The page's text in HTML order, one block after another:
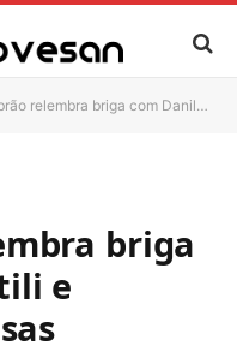
briga com Danilo Gentili e dispara: “Fez coisas pesadas”
briga
e